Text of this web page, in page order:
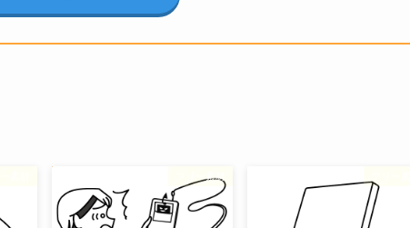
フリー素材